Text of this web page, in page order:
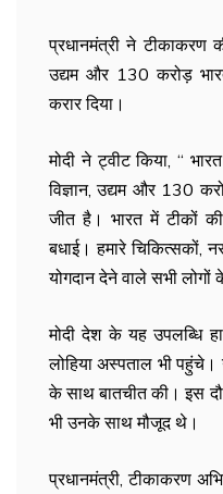
प्रधानमंत्री ने टीकाकरण
उद्यम और 130 करोड़
करार दिया।
मोदी ने ट्वीट किया, ‘‘
विज्ञान, उद्यम और 130
जीत है। भारत में टीकों
बधाई। हमारे चिकित्सकों,
योगदान देने वाले सभी लोगों
मोदी देश के यह उपलब्धि
लोहिया अस्पताल भी पहुंचे।
के साथ बातचीत की। इस
भी उनके साथ मौजूद थे।
प्रधानमंत्री, टीकाकरण